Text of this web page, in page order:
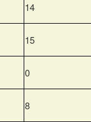
14
15
0
8